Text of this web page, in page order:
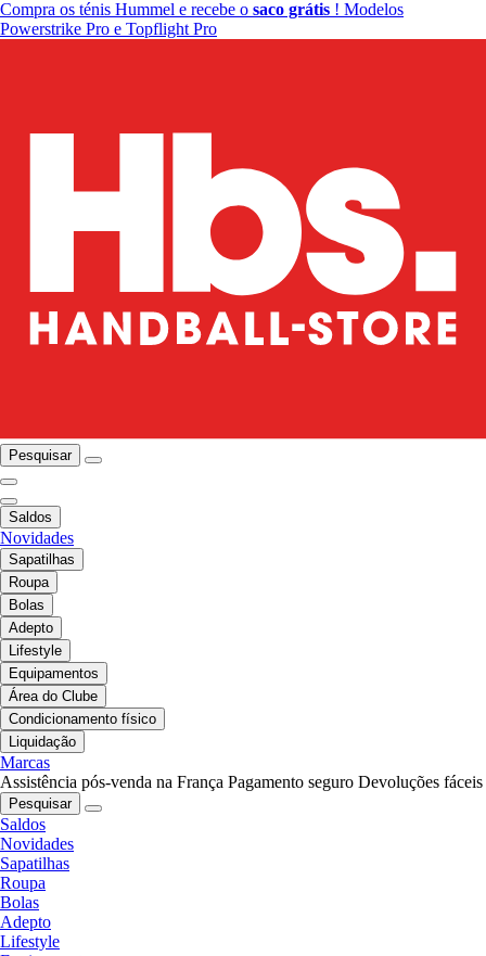
Compra os ténis Hummel e recebe o saco grátis ! Modelos
Powerstrike Pro e Topflight Pro
Pesquisar
Saldos
Novidades
Sapatilhas
Roupa
Bolas
Adepto
Lifestyle
Equipamentos
Área do Clube
Condicionamento físico
Liquidação
Marcas
Assistência pós-venda na França Pagamento seguro Devoluções fáceis
Pesquisar
Saldos
Novidades
Sapatilhas
Roupa
Bolas
Adepto
Lifestyle